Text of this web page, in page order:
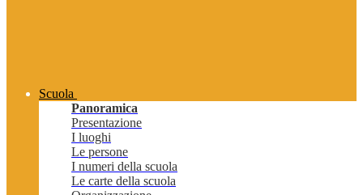
Scuola
Panoramica
Presentazione
I luoghi
Le persone
I numeri della scuola
Le carte della scuola